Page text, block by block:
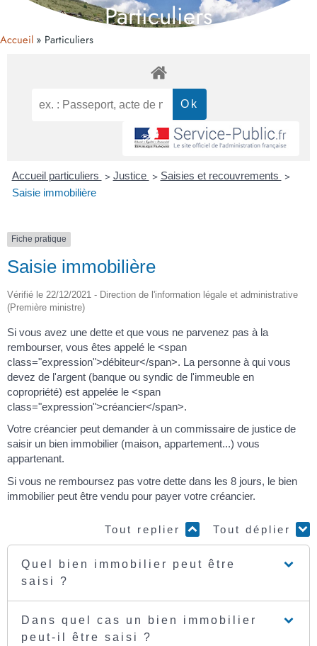
Particuliers
Accueil Particuliers
Accueil particuliers > Justice > Saisies et recouvrements >
Saisie immobilière
Fiche pratique
Saisie immobilière
Vérifié le 22/12/2021 - Direction de l'information légale et administrative
(Première ministre)
Si vous avez une dette et que vous ne parvenez pas à la
rembourser, vous êtes appelé le <span
class="expression">débiteur</span>. La personne à qui vous
devez de l'argent (banque ou syndic de l'immeuble en
copropriété) est appelée le <span
class="expression">créancier</span>.
Votre créancier peut demander à un commissaire de justice de
saisir un bien immobilier (maison, appartement...) vous
appartenant.
Si vous ne remboursez pas votre dette dans les 8 jours, le bien
immobilier peut être vendu pour payer votre créancier.
Tout replier Tout déplier
Quel bien immobilier peut être
saisi ?
Dans quel cas un bien immobilier
peut-il être saisi ?